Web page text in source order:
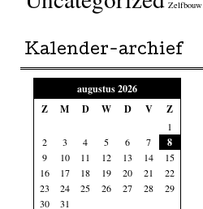
Zelfbouw
Kalender-archief
augustus 2026
Z
M D W D V Z
1
2
3 4 5 6 7 8
9 10 11 12 13 14
15
16
17 18 19 20 21
22
23
24 25 26 27 28
29
30
31